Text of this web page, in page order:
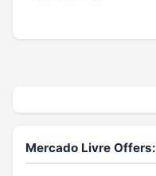
Mercado Livre Offers: